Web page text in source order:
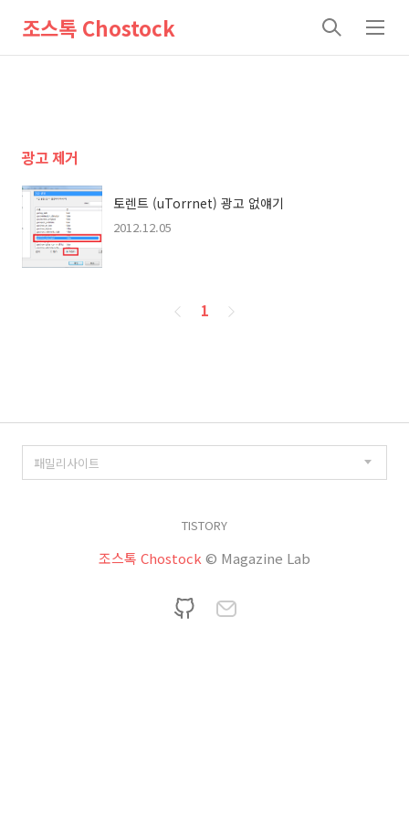
조스톡 Chostock
검
메
광고 제거
토렌트 (uTorrnet) 광고 없얘기
2012.12.05
페
1
TISTORY
조스톡 Chostock © Magazine Lab